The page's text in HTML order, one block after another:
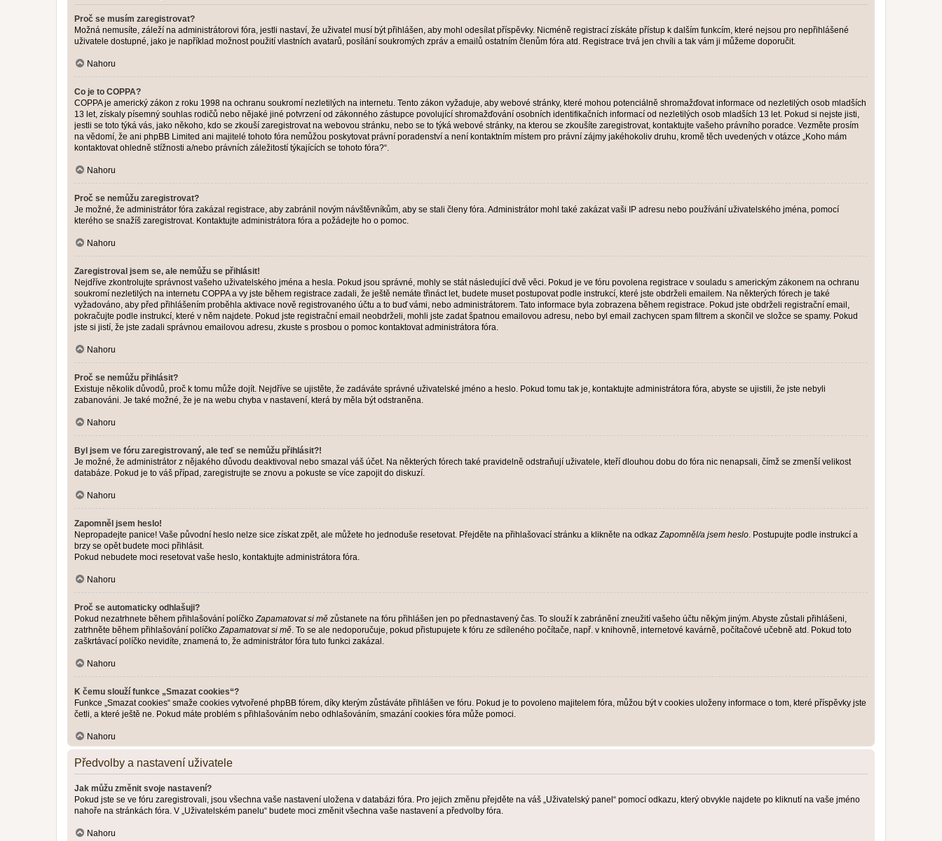
Proč se musím zaregistrovat?
Možná nemusíte, záleží na administrátorovi fóra, jestli nastaví, že uživatel musí být přihlášen, aby mohl odesílat příspěvky. Nicméně registrací získáte přístup k dalším funkcím, které nejsou pro nepřihlášené
uživatele dostupné, jako je například možnost použití vlastních avatarů, posílání soukromých zpráv a emailů ostatním členům fóra atd. Registrace trvá jen chvíli a tak vám ji můžeme doporučit.
Nahoru
Co je to COPPA?
COPPA je americký zákon z roku 1998 na ochranu soukromí nezletilých na internetu. Tento zákon vyžaduje, aby webové stránky, které mohou potenciálně shromažďovat informace od nezletilých osob mladších
13 let, získaly písemný souhlas rodičů nebo nějaké jiné potvrzení od zákonného zástupce povolující shromažďování osobních identifikačních informací od nezletilých osob mladších 13 let. Pokud si nejste jisti,
jestli se toto týká vás, jako někoho, kdo se zkouší zaregistrovat na webovou stránku, nebo se to týká webové stránky, na kterou se zkoušíte zaregistrovat, kontaktujte vašeho právního poradce. Vezměte prosím
na vědomí, že ani phpBB Limited ani majitelé tohoto fóra nemůžou poskytovat právní poradenství a není kontaktním místem pro právní zájmy jakéhokoliv druhu, kromě těch uvedených v otázce „Koho mám
kontaktovat ohledně stížnosti a/nebo právních záležitostí týkajících se tohoto fóra?“.
Nahoru
Proč se nemůžu zaregistrovat?
Je možné, že administrátor fóra zakázal registrace, aby zabránil novým návštěvníkům, aby se stali členy fóra. Administrátor mohl také zakázat vaši IP adresu nebo používání uživatelského jména, pomocí
kterého se snažíš zaregistrovat. Kontaktujte administrátora fóra a požádejte ho o pomoc.
Nahoru
Zaregistroval jsem se, ale nemůžu se přihlásit!
Nejdříve zkontrolujte správnost vašeho uživatelského jména a hesla. Pokud jsou správné, mohly se stát následující dvě věci. Pokud je ve fóru povolena registrace v souladu s americkým zákonem na ochranu
soukromí nezletilých na internetu COPPA a vy jste během registrace zadali, že ještě nemáte třináct let, budete muset postupovat podle instrukcí, které jste obdrželi emailem. Na některých fórech je také
vyžadováno, aby před přihlášením proběhla aktivace nově registrovaného účtu a to buď vámi, nebo administrátorem. Tato informace byla zobrazena během registrace. Pokud jste obdrželi registrační email,
pokračujte podle instrukcí, které v něm najdete. Pokud jste registrační email neobdrželi, mohli jste zadat špatnou emailovou adresu, nebo byl email zachycen spam filtrem a skončil ve složce se spamy. Pokud
jste si jistí, že jste zadali správnou emailovou adresu, zkuste s prosbou o pomoc kontaktovat administrátora fóra.
Nahoru
Proč se nemůžu přihlásit?
Existuje několik důvodů, proč k tomu může dojít. Nejdříve se ujistěte, že zadáváte správné uživatelské jméno a heslo. Pokud tomu tak je, kontaktujte administrátora fóra, abyste se ujistili, že jste nebyli
zabanováni. Je také možné, že je na webu chyba v nastavení, která by měla být odstraněna.
Nahoru
Byl jsem ve fóru zaregistrovaný, ale teď se nemůžu přihlásit?!
Je možné, že administrátor z nějakého důvodu deaktivoval nebo smazal váš účet. Na některých fórech také pravidelně odstraňují uživatele, kteří dlouhou dobu do fóra nic nenapsali, čímž se zmenší velikost
databáze. Pokud je to váš případ, zaregistrujte se znovu a pokuste se více zapojit do diskuzí.
Nahoru
Zapomněl jsem heslo!
Nepropadejte panice! Vaše původní heslo nelze sice získat zpět, ale můžete ho jednoduše resetovat. Přejděte na přihlašovací stránku a klikněte na odkazZapomněl/a jsem heslo. Postupujte podle instrukcí a
brzy se opět budete moci přihlásit.
Pokud nebudete moci resetovat vaše heslo, kontaktujte administrátora fóra.
Nahoru
Proč se automaticky odhlašuji?
Pokud nezatrhnete během přihlašování políčkoZapamatovat si mě zůstanete na fóru přihlášen jen po přednastavený čas. To slouží k zabránění zneužití vašeho účtu někým jiným. Abyste zůstali přihlášeni,
zatrhněte během přihlašování políčkoZapamatovat si mě. To se ale nedoporučuje, pokud přistupujete k fóru ze sdíleného počítače, např. v knihovně, internetové kavárně, počítačové učebně atd. Pokud toto
zaškrtávací políčko nevidíte, znamená to, že administrátor fóra tuto funkci zakázal.
Nahoru
K čemu slouží funkce „Smazat cookies“?
Funkce „Smazat cookies“ smaže cookies vytvořené phpBB fórem, díky kterým zůstáváte přihlášen ve fóru. Pokud je to povoleno majitelem fóra, můžou být v cookies uloženy informace o tom, které příspěvky jste
četli, a které ještě ne. Pokud máte problém s přihlašováním nebo odhlašováním, smazání cookies fóra může pomoci.
Nahoru
Předvolby a nastavení uživatele
Jak můžu změnit svoje nastavení?
Pokud jste se ve fóru zaregistrovali, jsou všechna vaše nastavení uložena v databázi fóra. Pro jejich změnu přejděte na váš „Uživatelský panel“ pomocí odkazu, který obvykle najdete po kliknutí na vaše jméno
nahoře na stránkách fóra. V „Uživatelském panelu“ budete moci změnit všechna vaše nastavení a předvolby fóra.
Nahoru